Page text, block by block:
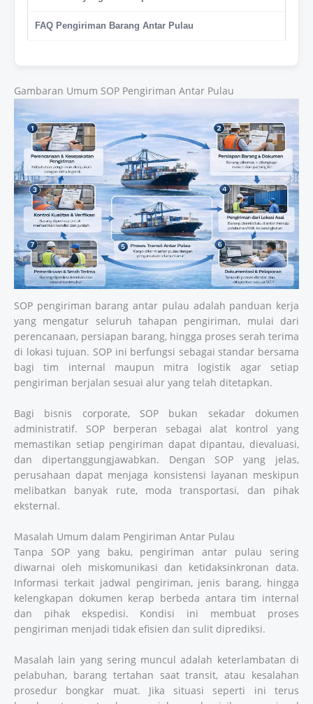
FAQ Pengiriman Barang Antar Pulau
Gambaran Umum SOP Pengiriman Antar Pulau
SOP pengiriman barang antar pulau adalah panduan kerja
yang mengatur seluruh tahapan pengiriman, mulai dari
perencanaan, persiapan barang, hingga proses serah terima
di lokasi tujuan. SOP ini berfungsi sebagai standar bersama
bagi tim internal maupun mitra logistik agar setiap
pengiriman berjalan sesuai alur yang telah ditetapkan.
Bagi bisnis corporate, SOP bukan sekadar dokumen
administratif. SOP berperan sebagai alat kontrol yang
memastikan setiap pengiriman dapat dipantau, dievaluasi,
dan dipertanggungjawabkan. Dengan SOP yang jelas,
perusahaan dapat menjaga konsistensi layanan meskipun
melibatkan banyak rute, moda transportasi, dan pihak
eksternal.
Masalah Umum dalam Pengiriman Antar Pulau
Tanpa SOP yang baku, pengiriman antar pulau sering
diwarnai oleh miskomunikasi dan ketidaksinkronan data.
Informasi terkait jadwal pengiriman, jenis barang, hingga
kelengkapan dokumen kerap berbeda antara tim internal
dan pihak ekspedisi. Kondisi ini membuat proses
pengiriman menjadi tidak efisien dan sulit diprediksi.
Masalah lain yang sering muncul adalah keterlambatan di
pelabuhan, barang tertahan saat transit, atau kesalahan
prosedur bongkar muat. Jika situasi seperti ini terus